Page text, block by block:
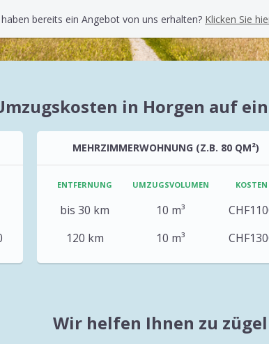
haben bereits ein Angebot von uns erhalten? Klicken Sie
in Horgen auf
MEHRZIMMERWOHNUNG (Z.B. 80 QM²)
ENTFERNUNG UMZUGSVOLUMEN KOSTEN
bis 30 km 10 m³
120 km
10 m³
Wir helfen Ihnen zu